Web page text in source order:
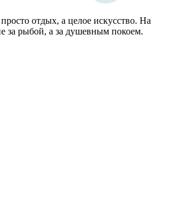
отдых, а целое искусство. На
за рыбой, а за душевным покоем.